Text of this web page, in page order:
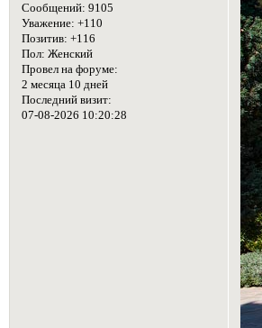
Сообщений: 9105
Уважение: +110
Позитив: +116
Пол: Женский
Провел на форуме:
2 месяца 10 дней
Последний визит:
07-08-2026 10:20:28